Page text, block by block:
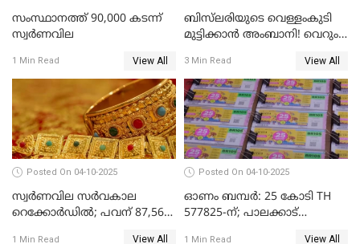
സംസ്ഥാനത്ത് 90,000 കടന്ന്
സ്വര്‍ണവില
1 Min Read View All
ബിസ്‌ലരിയുടെ വെള്ളംകുടി
മുട്ടിക്കാൻ അംബാനി! വെറും
3 Min Read View All
Posted On 04-10-2025
സ്വര്‍ണവില സര്‍വകാല
റെക്കോര്‍ഡില്‍; പവന് 87,560
1 Min Read View All
Posted On 04-10-2025
ഓണം ബമ്പർ: 25 കോടി TH
577825-ന്; പാലക്കാട്
1 Min Read View All